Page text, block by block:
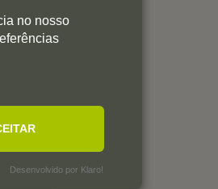
no nosso
Desenvolvido por Klaro!